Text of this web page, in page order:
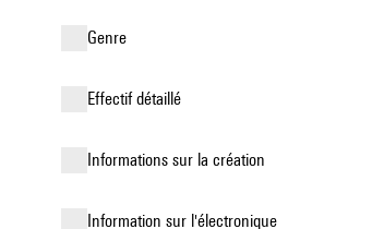
genre
effectif détaillé
informations sur la création
Information sur l'électronique